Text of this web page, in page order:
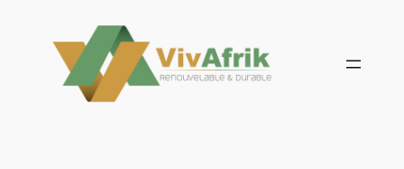
contenu